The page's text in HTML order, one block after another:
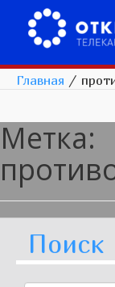
Главная /
Метка:
Поиск